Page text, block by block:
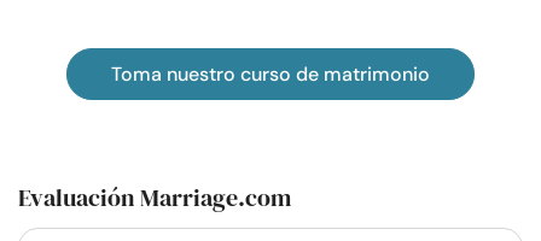
Toma nuestro curso de matrimonio
Evaluación Marriage.com